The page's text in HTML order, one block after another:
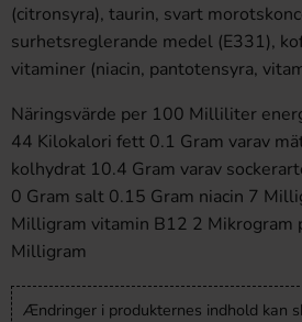
(citronsyra), taurin, svart
surhetsreglerande medel (E331),
vitaminer (niacin, pantotensyra,
Näringsvärde per 100 Milliliter
44 Kilokalori fett 0.1 Gram varav
kolhydrat 10.4 Gram varav
0 Gram salt 0.15 Gram niacin 7
Milligram vitamin B12 2 Mikrogram
Milligram
Ændringer i produkternes indhold kan